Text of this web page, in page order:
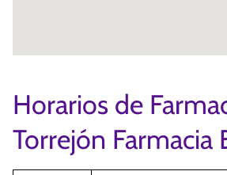
Horarios de
Torrejón Farmacia